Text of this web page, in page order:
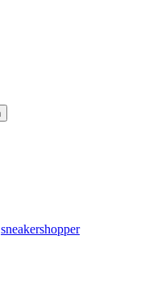
sneakershopper